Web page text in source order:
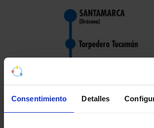
Consentimiento Detalles
Últimos avisos de EMT